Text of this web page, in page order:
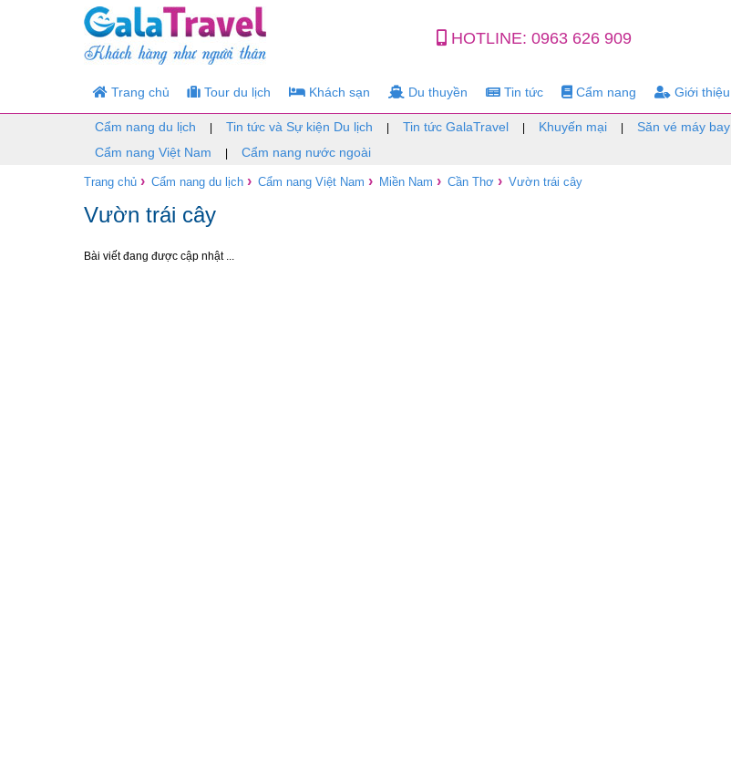
HOTLINE: 0963 626 909
Trang chủ Tour du lịch Khách sạn Du thuyền Tin tức Cẩm nang Giới thiệu
Cẩm nang du lịch Tin tức và Sự kiện Du lịch Tin tức GalaTravel Khuyến mại Săn vé máy bay
Cẩm nang Việt Nam Cẩm nang nước ngoài
Trang chủ › Cẩm nang du lịch › Cẩm nang Việt Nam › Miền Nam › Cần Thơ › Vườn trái cây
Vườn trái cây
Bài viết đang được cập nhật ...